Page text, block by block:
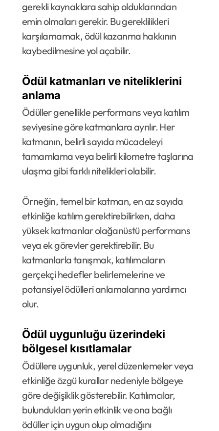
gerekli kaynaklara sahip olduklarından
emin olmaları gerekir. Bu gereklilikleri
karşılamamak, ödül kazanma hakkının
kaybedilmesine yol açabilir.
Ödül katmanları ve niteliklerini
anlama
Ödüller genellikle performans veya katılım
seviyesine göre katmanlara ayrılır. Her
katmanın, belirli sayıda mücadeleyi
tamamlama veya belirli kilometre taşlarına
ulaşma gibi farklı nitelikleri olabilir.
Örneğin, temel bir katman, en az sayıda
etkinliğe katılım gerektirebilirken, daha
yüksek katmanlar olağanüstü performans
veya ek görevler gerektirebilir. Bu
katmanlarla tanışmak, katılımcıların
gerçekçi hedefler belirlemelerine ve
potansiyel ödülleri anlamalarına yardımcı
olur.
Ödül uygunluğu üzerindeki
bölgesel kısıtlamalar
Ödüllere uygunluk, yerel düzenlemeler veya
etkinliğe özgü kurallar nedeniyle bölgeye
göre değişiklik gösterebilir. Katılımcılar,
bulundukları yerin etkinlik ve ona bağlı
ödüller için uygun olup olmadığını